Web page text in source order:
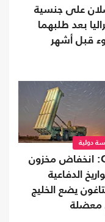
على جنسية
بعد طلبهما
قبل أشهر
دولية
CNN: انخفاض مخزون
الدفاعية
يضع الخليج